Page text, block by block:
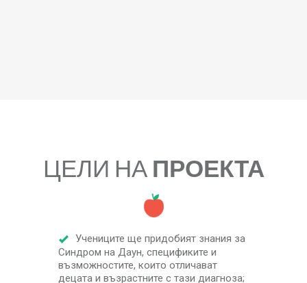
ЦЕЛИ НА ПРОЕКТА
Учениците ще придобият знания за
Синдром на Даун, спецификите и
възможностите, които отличават
децата и възрастните с тази диагноза;